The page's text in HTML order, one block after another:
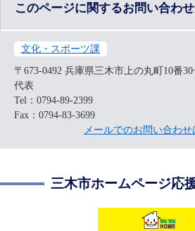
このページに関するお問い合わ
文化・スポーツ課
〒673-0492 兵庫県三木市上の丸町10番30
代表
Tel：0794-89-2399
Fax：0794-83-3699
メールでのお問い合わせ
三木市ホームページ応